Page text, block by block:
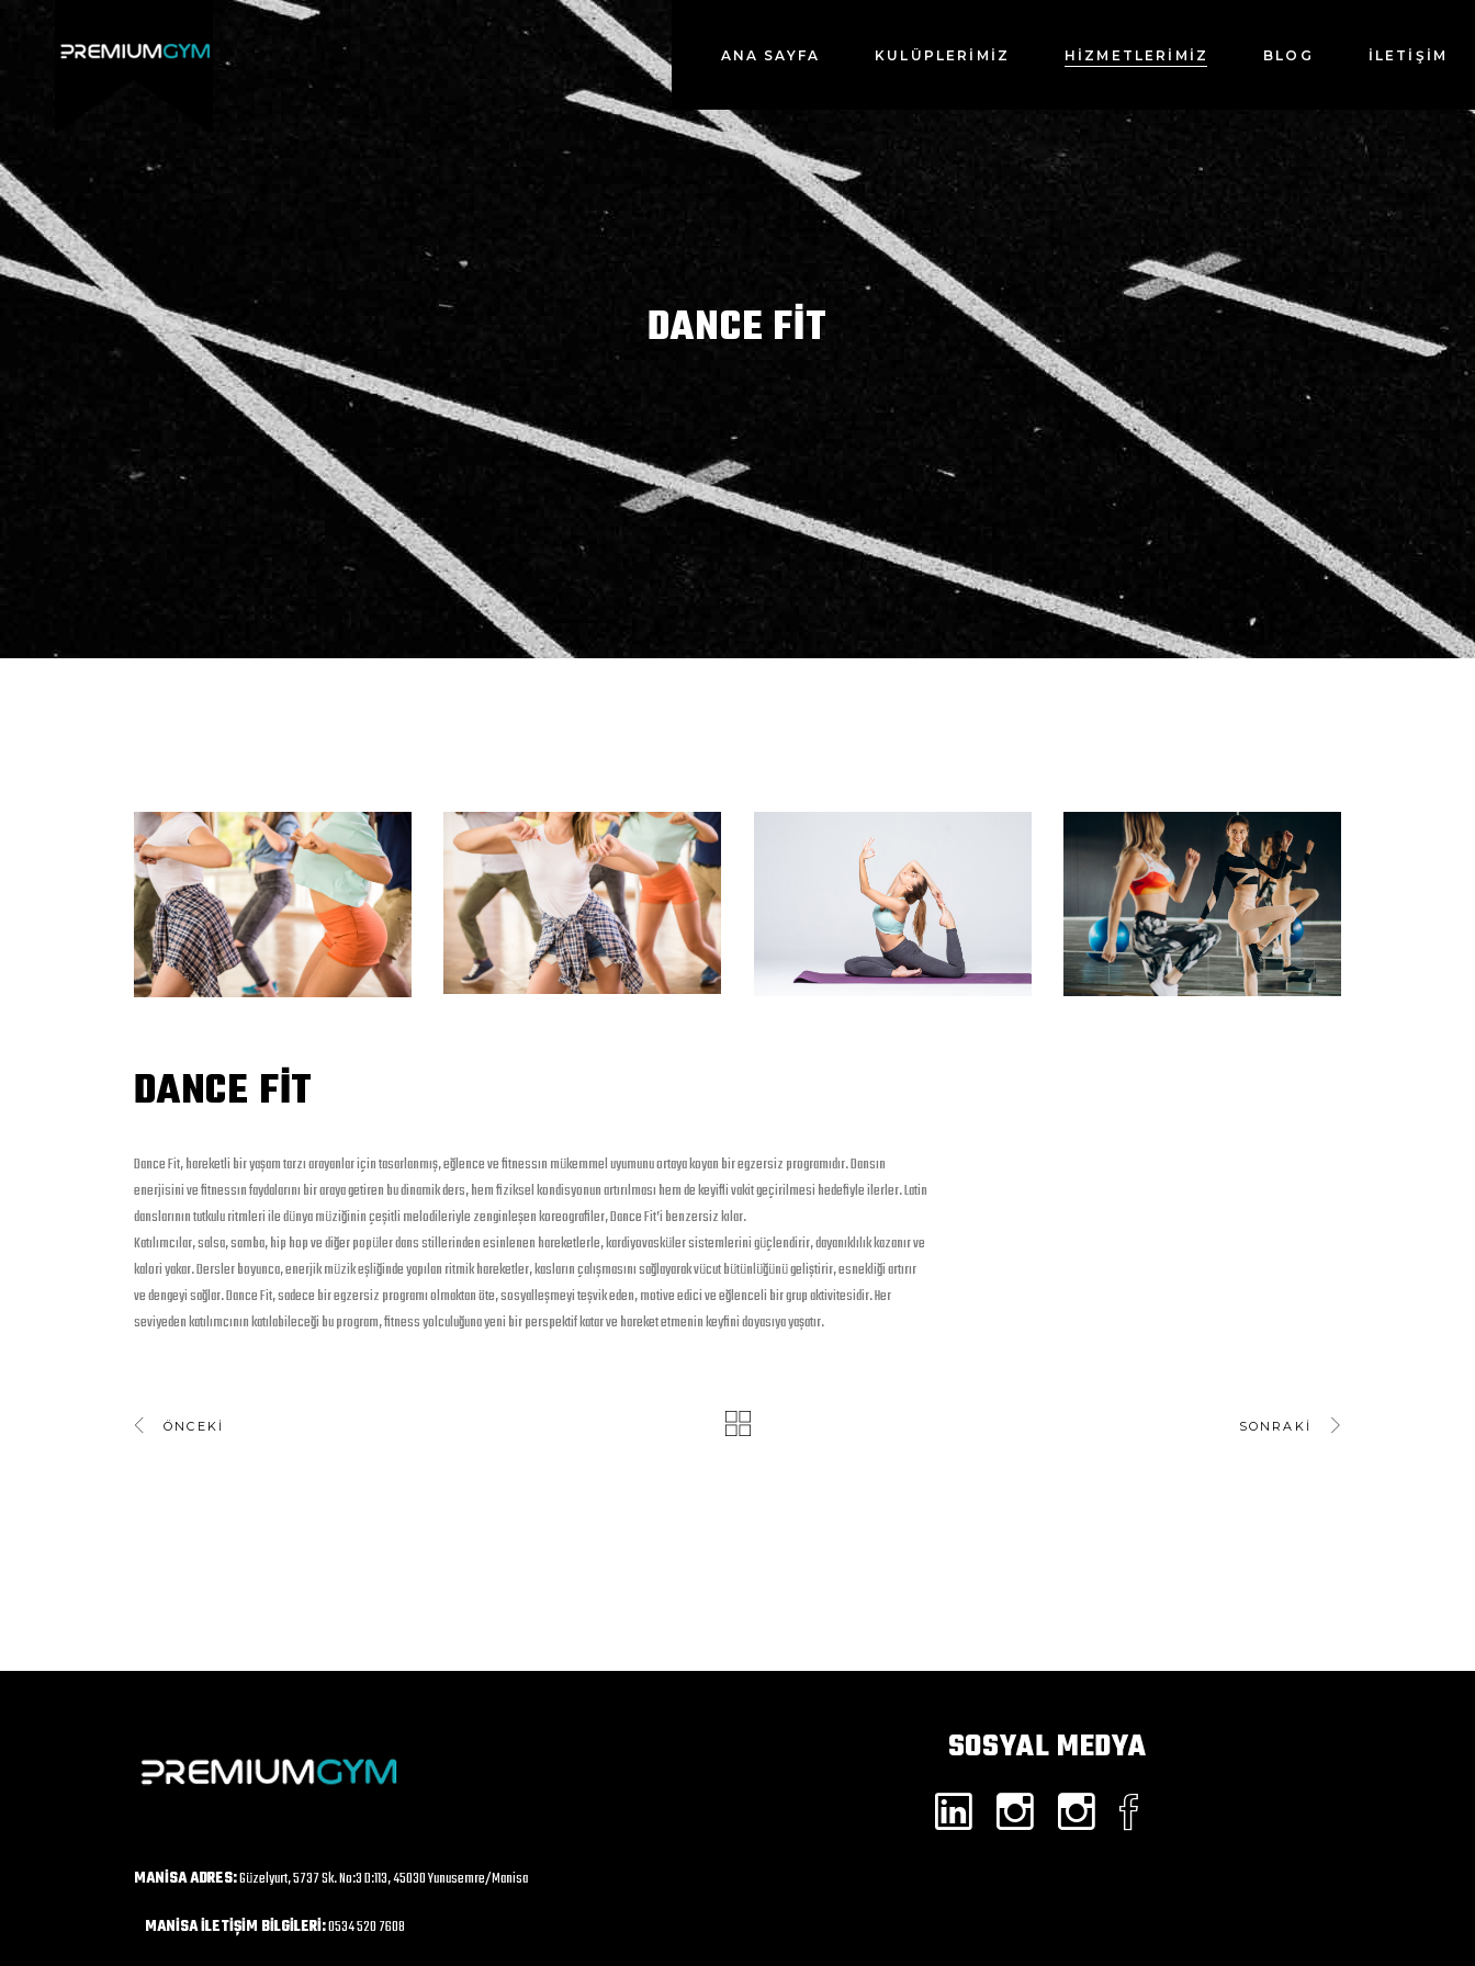
ANA SAYFA KULÜPLERİMİZ HİZMETLERİMİZ BLOG İLETIŞIM
DANCE FIT
DANCE FIT
Dance Fit, hareketli bir yaşam tarzı arayanlar için tasarlanmış, eğlence ve fitnessın mükemmel uyumunu ortaya koyan bir egzersiz programıdır. Dansın
enerjisini ve fitnessın faydalarını bir araya getiren bu dinamik ders, hem fiziksel kondisyonun artırılması hem de keyifli vakit geçirilmesi hedefiyle ilerler. Latin
danslarının tutkulu ritmleri ile dünya müziğinin çeşitli melodileriyle zenginleşen koreografiler, Dance Fit’i benzersiz kılar.
Katılımcılar, salsa, samba, hip hop ve diğer popüler dans stillerinden esinlenen hareketlerle, kardiyovasküler sistemlerini güçlendirir, dayanıklılık kazanır ve
kalori yakar. Dersler boyunca, enerjik müzik eşliğinde yapılan ritmik hareketler, kasların çalışmasını sağlayarak vücut bütünlüğünü geliştirir, esnekliği artırır
ve dengeyi sağlar. Dance Fit, sadece bir egzersiz programı olmaktan öte, sosyalleşmeyi teşvik eden, motive edici ve eğlenceli bir grup aktivitesidir. Her
seviyeden katılımcının katılabileceği bu program, fitness yolculuğuna yeni bir perspektif katar ve hareket etmenin keyfini doyasıya yaşatır.
ÖNCEKI SONRAKI
MANİSA ADRES:Güzelyurt, 5737 Sk. No:3 D:113, 45030 Yunusemre/Manisa
MANİSA İLETİŞİM BİLGİLERİ:0534 520 7608
SOSYAL MEDYA